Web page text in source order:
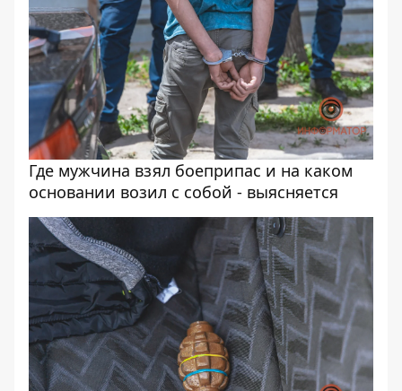
Где мужчина взял боеприпас и на каком
основании возил с собой - выясняется